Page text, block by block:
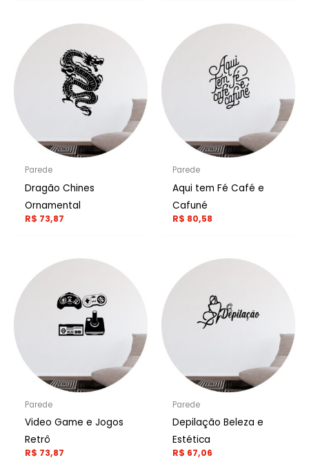
Parede
Dragão Chines
Ornamental
R$ 73,87
Parede
Aqui tem Fé Café e
Cafuné
R$ 80,58
Parede
Video Game e Jogos
Retrô
R$ 73,87
Parede
Depilação Beleza e
Estética
R$ 67,06